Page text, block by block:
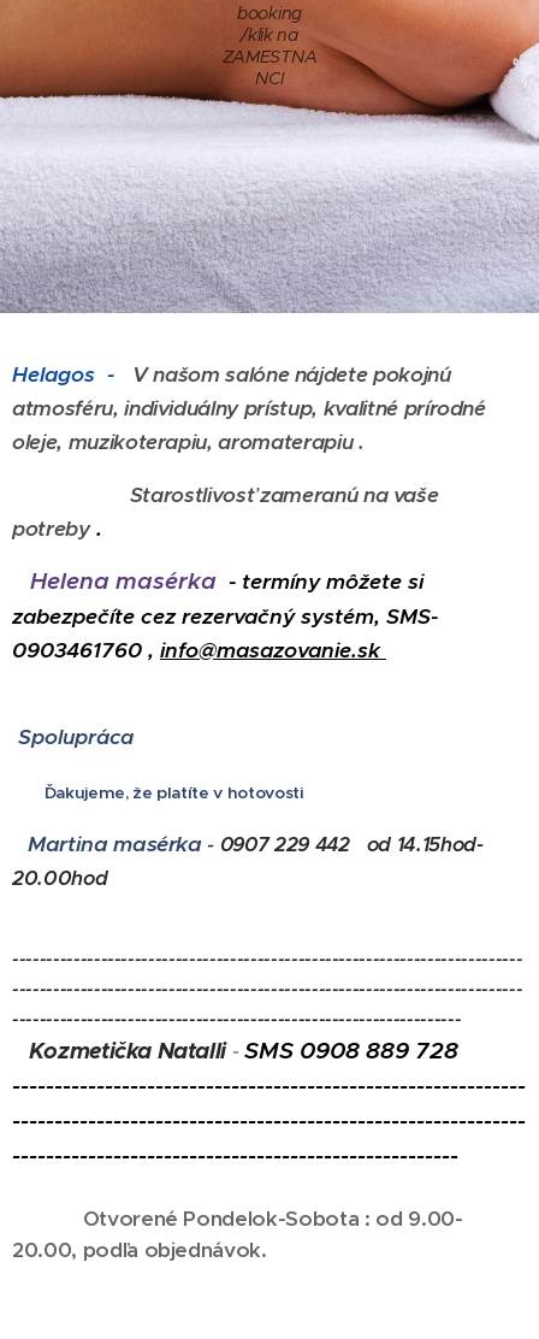
booking
/klik na
ZAMESTNA
NCI
Helagos - V našom salóne nájdete pokojnú
atmosféru, individuálny prístup, kvalitné prírodné
oleje, muzikoterapiu, aromaterapiu .
Starostlivosť zameranú na vaše
potreby.
Helena masérka - termíny môžete si
zabezpečíte cez rezervačný systém, SMS-
0903461760 , info@masazovanie.sk
Spolupráca
Ďakujeme, že platíte v hotovosti
Martina masérka- 0907 229 442
od 14.15hod-
20.00hod
---------------------------------------------------------------------------
---------------------------------------------------------------------------
------------------------------------------------------------------
Kozmetička Natalli-SMS 0908 889 728
-------------------------------------------------------------
-------------------------------------------------------------
-----------------------------------------------------
Otvorené Pondelok-Sobota : od 9.00-
20.00, podľa objednávok.